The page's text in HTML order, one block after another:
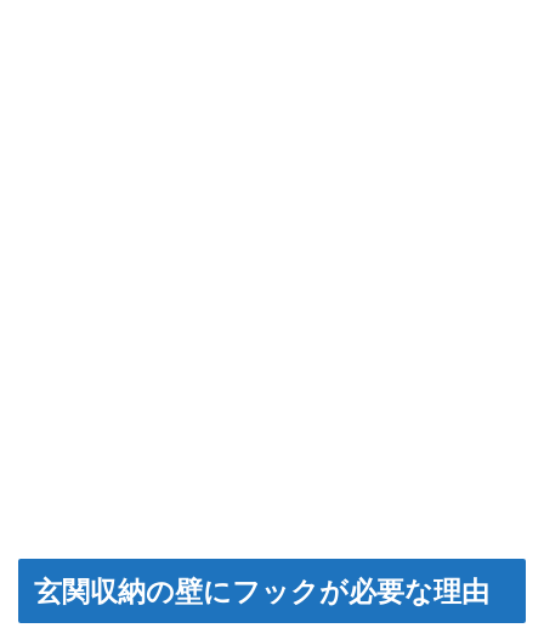
玄関収納の壁にフックが必要な理由